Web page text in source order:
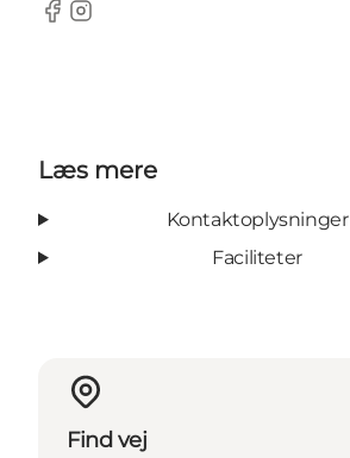
Facebook
Instagram
Læs mere
Kontaktoplysninger
Faciliteter
Find vej